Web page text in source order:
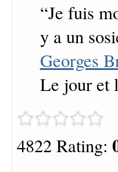
“Je fuis
y a un
Georges
Le jour et
4822 Rating: